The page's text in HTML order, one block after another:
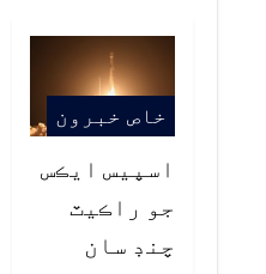
خاص خبرون
اسپيس ايڪس
جو راڪيٽ
چنڊ سان